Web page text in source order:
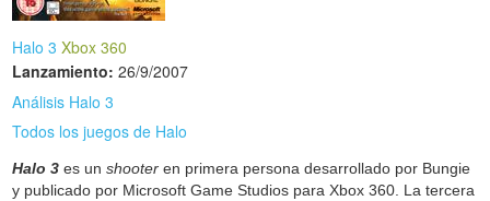
Halo 3 Xbox 360
Lanzamiento: 26/9/2007
Análisis Halo 3
Todos los juegos de Halo
Halo 3 es unshooter en primera persona desarrollado por Bungie
y publicado por Microsoft Game Studios para Xbox 360. La tercera